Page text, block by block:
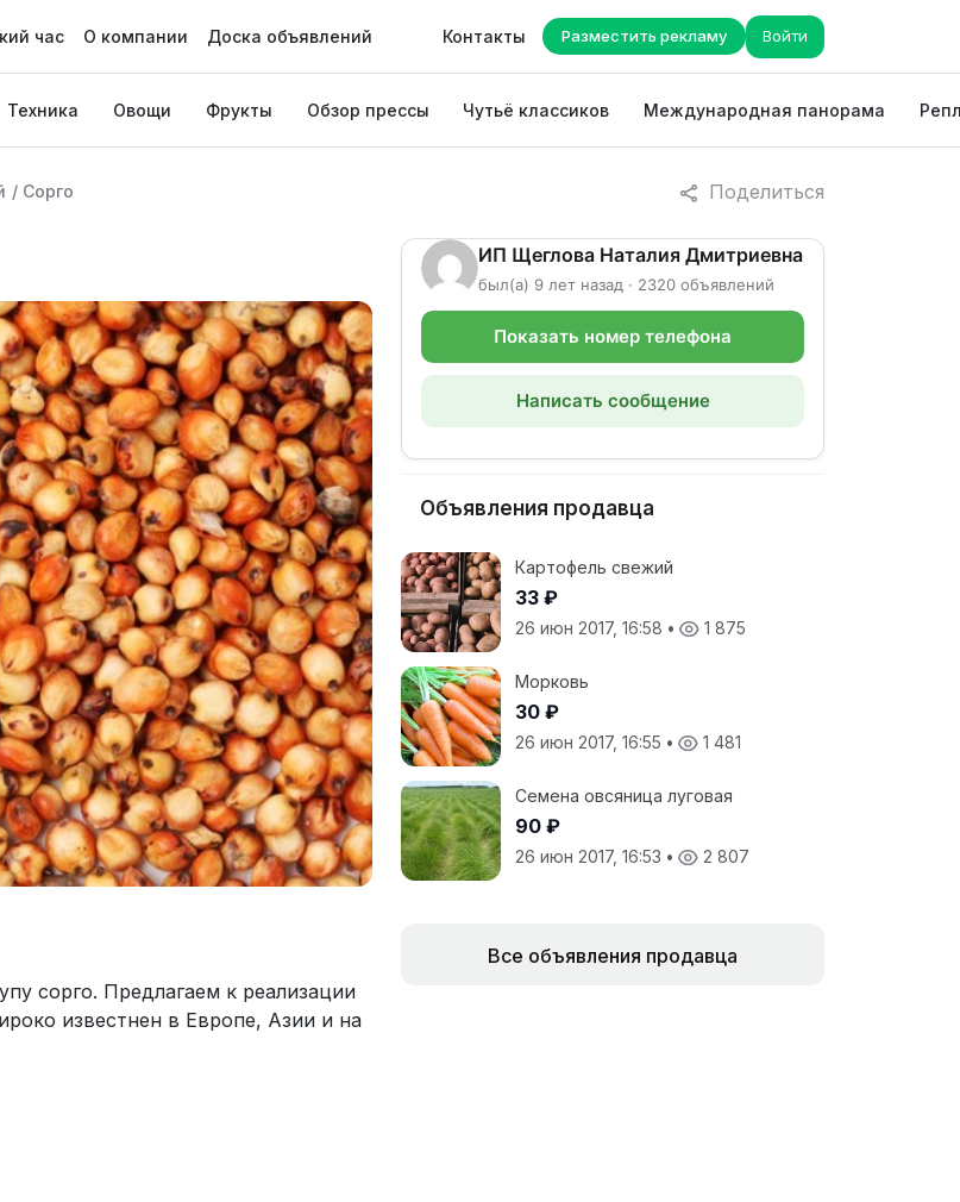
час О компании Доска объявлений Контакты Разместить рекламу Войти
Техника Овощи Фрукты Обзор прессы Чутьё классиков Международная панорама
Поделиться
/ Сорго
сорго. Предлагаем к реализации
известнен в Европе, Азии и на
ИП Щеглова Наталия Дмитриевна
был(а) 9 лет назад · 2320 объявлений
Показать номер телефона
Написать сообщение
Объявления продавца
Картофель свежий
33 ₽
26 июн 2017, 16:58 • 1 875
Морковь
30 ₽
26 июн 2017, 16:55 • 1 481
Семена овсяница луговая
90 ₽
26 июн 2017, 16:53 • 2 807
Все объявления продавца